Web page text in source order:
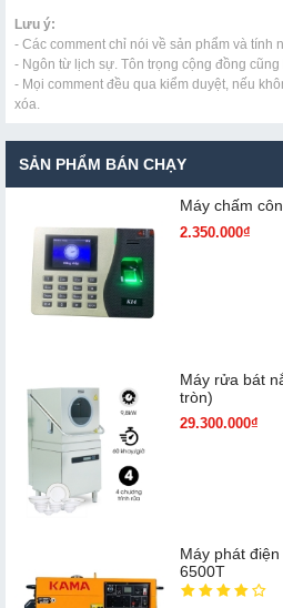
Lưu ý:
- Các comment chỉ nói về sản phẩm và tính
- Ngôn từ lịch sự. Tôn trọng cộng đồng
- Mọi comment đều qua kiểm duyệt, nếu
xóa.
SẢN PHẨM BÁN CHẠY
Máy chấm
2.350.000₫
Máy rửa bát
tròn)
29.300.000₫
Máy phát
6500T